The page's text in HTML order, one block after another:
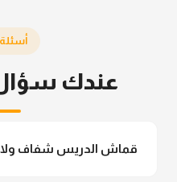
عندك
قماش الدريس شفاف ولا